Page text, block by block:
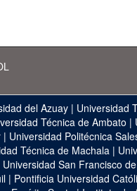
del Azuay | Universidad
Técnica de Ambato |
| Universidad Politécnica
Técnica de Machala |
Universidad San Francisco
| Pontificia Universidad